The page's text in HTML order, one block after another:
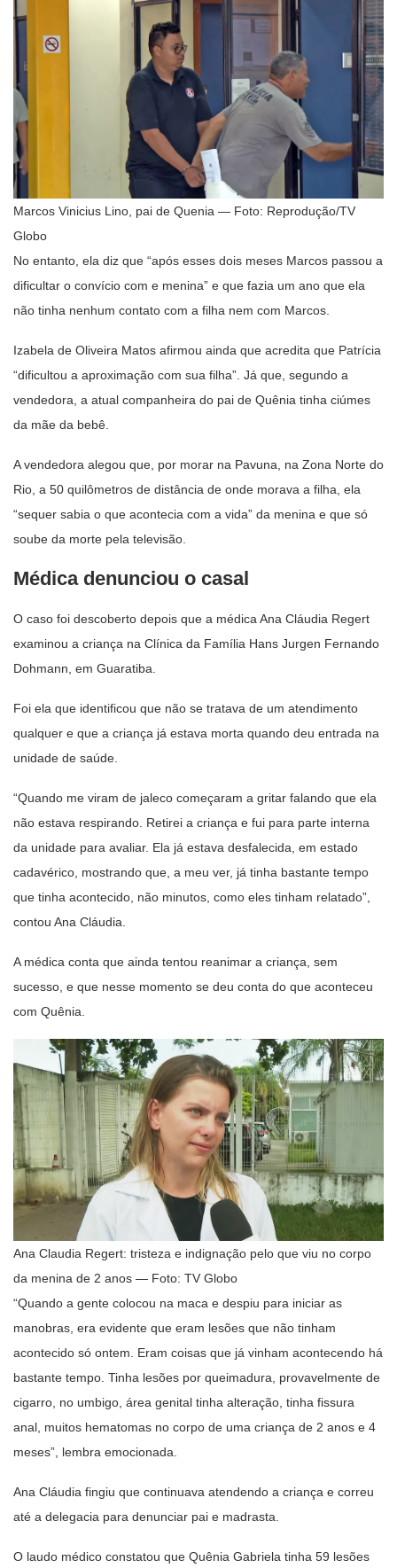
Marcos Vinicius Lino, pai de Quenia — Foto: Reprodução/TV
Globo
No entanto, ela diz que “após esses dois meses Marcos passou a
dificultar o convício com e menina” e que fazia um ano que ela
não tinha nenhum contato com a filha nem com Marcos.
Izabela de Oliveira Matos afirmou ainda que acredita que Patrícia
“dificultou a aproximação com sua filha”. Já que, segundo a
vendedora, a atual companheira do pai de Quênia tinha ciúmes
da mãe da bebê.
A vendedora alegou que, por morar na Pavuna, na Zona Norte do
Rio, a 50 quilômetros de distância de onde morava a filha, ela
“sequer sabia o que acontecia com a vida” da menina e que só
soube da morte pela televisão.
Médica denunciou o casal
O caso foi descoberto depois que a médica Ana Cláudia Regert
examinou a criança na Clínica da Família Hans Jurgen Fernando
Dohmann, em Guaratiba.
Foi ela que identificou que não se tratava de um atendimento
qualquer e que a criança já estava morta quando deu entrada na
unidade de saúde.
“Quando me viram de jaleco começaram a gritar falando que ela
não estava respirando. Retirei a criança e fui para parte interna
da unidade para avaliar. Ela já estava desfalecida, em estado
cadavérico, mostrando que, a meu ver, já tinha bastante tempo
que tinha acontecido, não minutos, como eles tinham relatado”,
contou Ana Cláudia.
A médica conta que ainda tentou reanimar a criança, sem
sucesso, e que nesse momento se deu conta do que aconteceu
com Quênia.
Ana Claudia Regert: tristeza e indignação pelo que viu no corpo
da menina de 2 anos — Foto: TV Globo
“Quando a gente colocou na maca e despiu para iniciar as
manobras, era evidente que eram lesões que não tinham
acontecido só ontem. Eram coisas que já vinham acontecendo há
bastante tempo. Tinha lesões por queimadura, provavelmente de
cigarro, no umbigo, área genital tinha alteração, tinha fissura
anal, muitos hematomas no corpo de uma criança de 2 anos e 4
meses”, lembra emocionada.
Ana Cláudia fingiu que continuava atendendo a criança e correu
até a delegacia para denunciar pai e madrasta.
O laudo médico constatou que Quênia Gabriela tinha 59 lesões